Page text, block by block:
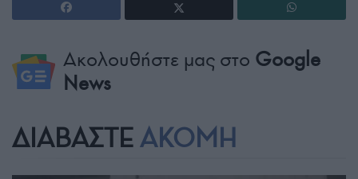
Ακολουθήστε μας στο Google
News
ΔΙΑΒΑΣΤΕ ΑΚΟΜΗ